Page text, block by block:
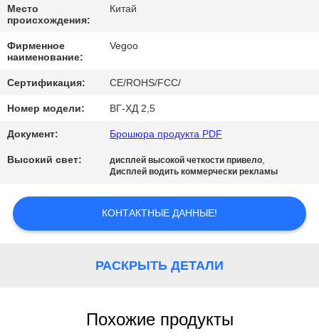
КОНТРОЛЬ
КАЧЕСТВА
СВЯЖИТЕСЬ
С
НАМИ
ЗАПРОСИТЕ
Место
происхождения:
Китай
Фирменное
наименование:
Vegoo
Сертификация: CE/ROHS/FCC/
Номер модели: ВГ-ХД 2,5
Документ: Брошюра продукта PDF
Высокий свет: дисплей высокой четкости привело,
Дисплей водить коммерчески рекламы
КОНТАКТНЫЕ ДАННЫЕ!
РАСКРЫТЬ ДЕТАЛИ
Похожие продукты